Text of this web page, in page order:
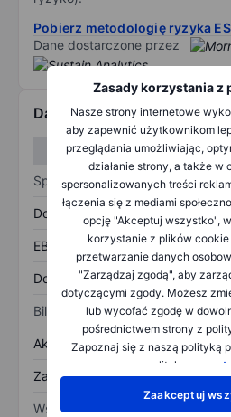
Zasady korzystania z
Nasze strony internetowe
aby zapewnić użytkownikom
przeglądania umożliwiając,
działanie strony, a także w
spersonalizowanych treści
łączenia się z mediami
opcję "Akceptuj wszystko",
korzystanie z plików
przetwarzanie danych
"Zarządzaj zgodą", aby
dotyczącymi zgody. Możesz
lub wycofać zgodę w
pośrednictwem strony z
Zapoznaj się z naszą polityką
polityką
Zaakceptuj
Pobierz metodologię ryzyka
Dane dostarczone przez
Dane finansowe
Sprawozdanie z zysków
Dochód
EBITDA
Dochód netto
Bilans
Aktywa ogółem
Zadłużenie ogółem
Wskaźniki